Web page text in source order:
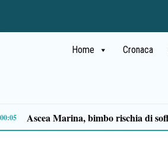
Home Cronaca
Milan in lutto, addio a Franco Baresi: il commosso saluto del club 13:53